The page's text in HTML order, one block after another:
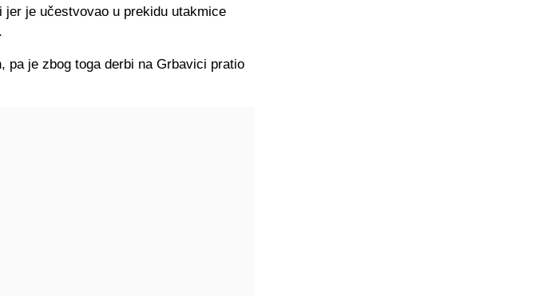
jer je učestvovao u prekidu utakmice
pa je zbog toga derbi na Grbavici pratio